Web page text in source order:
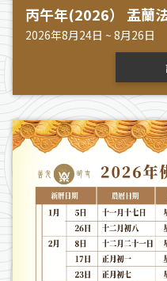
丙午年(2026） 盂蘭
2026年8月24日 ~ 8月26日